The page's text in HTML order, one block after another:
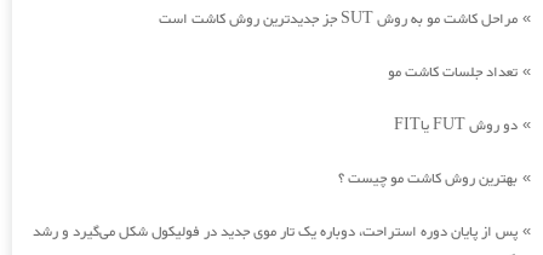
» مراحل کاشت مو به روش SUT جز جدیدترین روش کاشت است
» تعداد جلسات کاشت مو
» دو روش FUT یاFIT
» بهترین روش کاشت مو چیست ؟
» پس از پایان دوره استراحت، دوباره یک تار موی جدید در فولیکول شکل می‌گیرد و رشد